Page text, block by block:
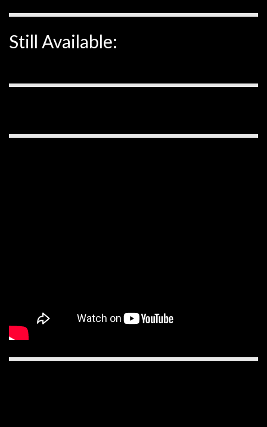
Still Available: